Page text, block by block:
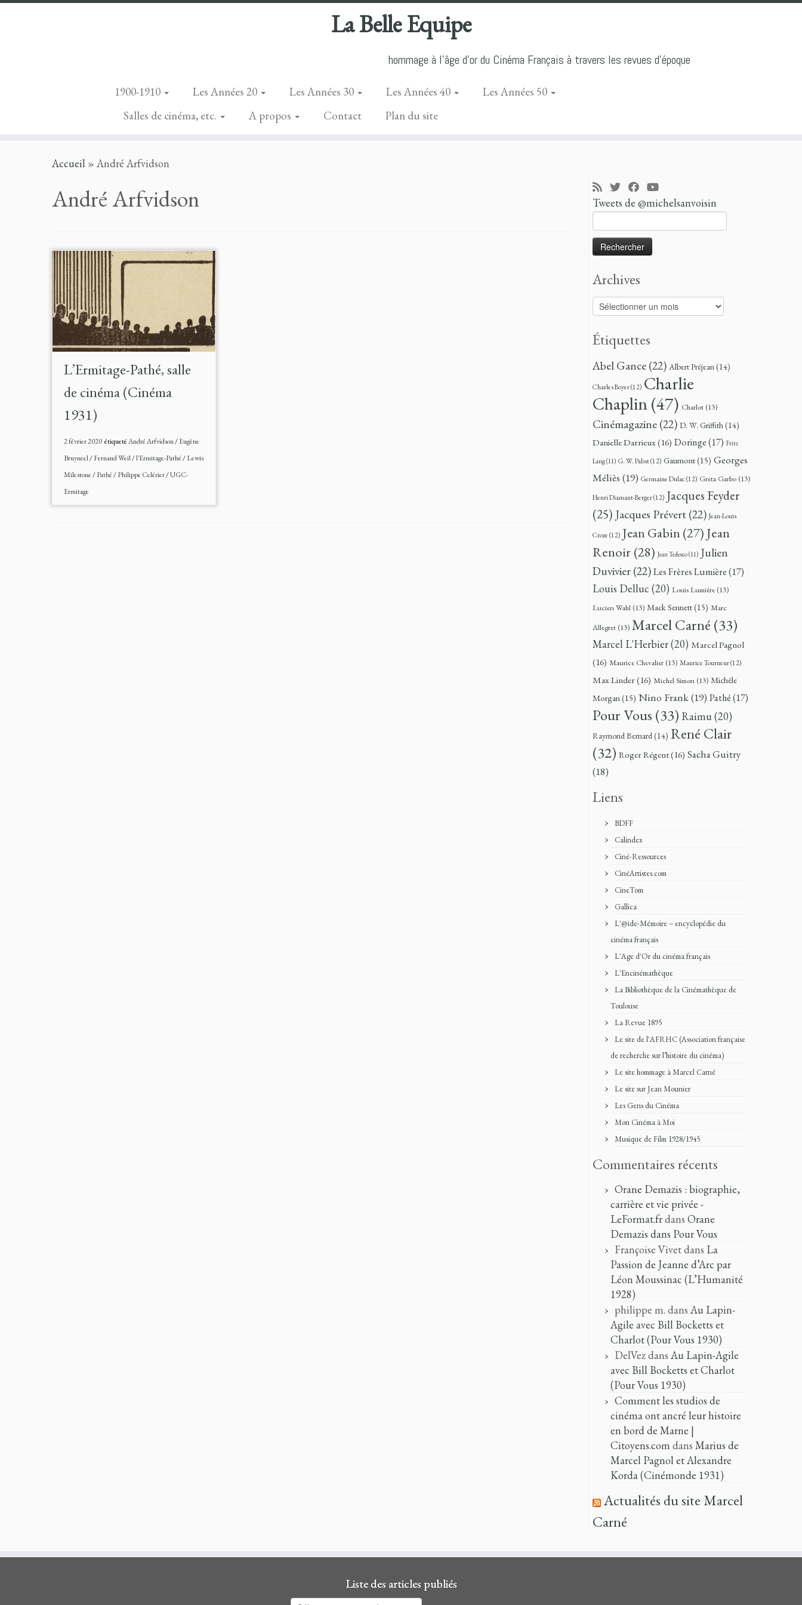
La Belle Equipe
hommage à l'âge d'or du Cinéma Français à travers les revues d'époque
1900-1910 Les Années 20 Les Années 30 Les Années 40
Les Années 50
Salles de cinéma, etc.
A propos Contact Plan du site
Accueil » André Arfvidson
André Arfvidson
L’Ermitage-Pathé, salle
de cinéma (Cinéma
1931)
2 février 2020 étiquetéAndré Arfvidson/Eugène
Bruyneel/Fernand Weil/l'Ermitage-Pathé/Lewis
Milestone/Pathé/Philippe Celérier/UGC-
Ermitage
Tweets de @michelsanvoisin
Archives
Archives
Étiquettes
Abel Gance(22) Albert Préjean(14)
Charles Boyer(12) Charlie
Chaplin(47) Charlot (13)
Cinémagazine(22) D. W. Griffith(14)
Danielle Darrieux(16) Doringe(17) Fritz
Lang(11) G. W. Pabst(12) Gaumont(15) Georges
Méliès (19) Germaine Dulac (12) Greta Garbo (13)
Henri Diamant-Berger(12) Jacques Feyder
(25) Jacques Prévert(22) Jean-Louis
Croze (12) Jean Gabin (27) Jean
Renoir (28) Jean Tedesco(11) Julien
Duvivier(22)Les Frères Lumière(17)
Louis Delluc (20) Louis Lumière (13)
Lucien Wahl (13) Mack Sennett(15) Marc
Allegret (13) Marcel Carné (33)
Marcel L'Herbier(20) Marcel Pagnol
(16) Maurice Chevalier (13) Maurice Tourneur(12)
Max Linder(16) Michel Simon (13) Michèle
Morgan(15) Nino Frank(19) Pathé(17)
Pour Vous (33) Raimu(20)
Raymond Bernard(14) René Clair
(32) Roger Régent(16) Sacha Guitry
(18)
Liens
BDFF
Calindex
Ciné-Ressources
CinéArtistes.com
CineTom
Gallica
L'@ide-Mémoire – encyclopédie du
cinéma français
L'Age d'Or du cinéma français
L'Encinémathèque
La Bibliothèque de la Cinémathèque de
Toulouse
La Revue 1895
Le site de l'AFRHC (Association française
de recherche sur l’histoire du cinéma)
Le site hommage à Marcel Carné
Le site sur Jean Mounier
Les Gens du Cinéma
Mon Cinéma à Moi
Musique de Film 1928/1945
Commentaires récents
Orane Demazis : biographie,
carrière et vie privée -
LeFormat.frdans Orane
Demazis dans Pour Vous
Françoise Vivetdans La
Passion de Jeanne d’Arc par
Léon Moussinac (L’Humanité
1928)
philippe m. dans Au Lapin-
Agile avec Bill Bocketts et
Charlot (Pour Vous 1930)
DelVezdans Au Lapin-Agile
avec Bill Bocketts et Charlot
(Pour Vous 1930)
Comment les studios de
cinéma ont ancré leur histoire
en bord de Marne |
Citoyens.comdans Marius de
Marcel Pagnol et Alexandre
Korda (Cinémonde 1931)
Actualités du site Marcel
Carné
Liste des articles publiés